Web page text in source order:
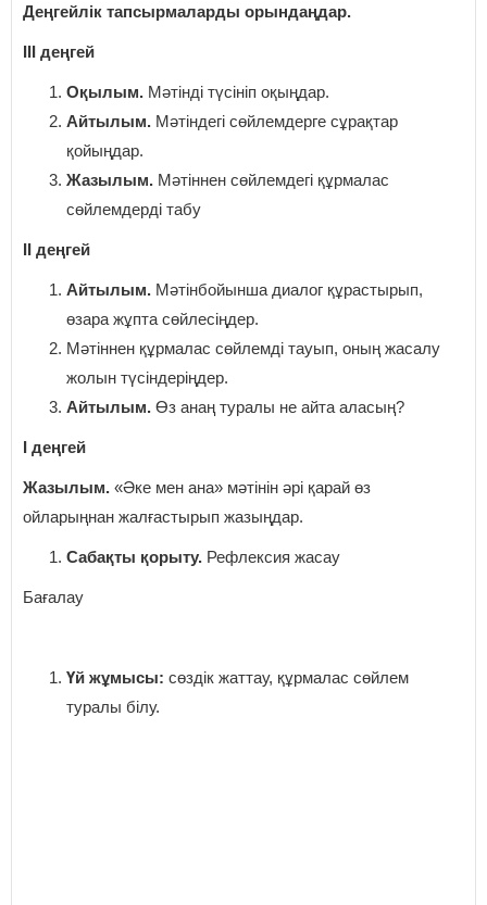
Деңгейлік тапсырмаларды орындаңдар.
III деңгей
Оқылым. Мәтінді түсініп оқыңдар.
Айтылым. Мәтіндегі сөйлемдерге сұрақтар
қойыңдар.
Жазылым. Мәтіннен сөйлемдегі құрмалас
сөйлемдерді табу
II деңгей
Айтылым. Мәтінбойынша диалог құрастырып,
өзара жұпта сөйлесіңдер.
Мәтіннен құрмалас сөйлемді тауып, оның жасалу
жолын түсіндеріңдер.
Айтылым. Өз анаң туралы не айта аласың?
I деңгей
Жазылым. «Әке мен ана» мәтінін әрі қарай өз
ойларыңнан жалғастырып жазыңдар.
Сабақты қорыту. Рефлексия жасау
Бағалау
Үй жұмысы: сөздік жаттау, құрмалас сөйлем
туралы білу.